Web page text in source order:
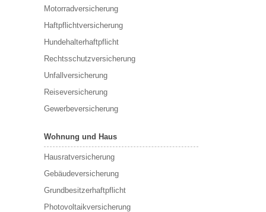
Motorradversicherung
Haftpflichtversicherung
Hundehalterhaftpflicht
Rechtsschutzversicherung
Unfallversicherung
Reiseversicherung
Gewerbeversicherung
Wohnung und Haus
Hausratversicherung
Gebäudeversicherung
Grundbesitzerhaftpflicht
Photovoltaikversicherung